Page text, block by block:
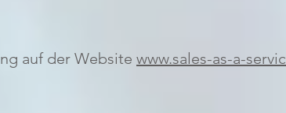
auf der Website www.sales-as-a-